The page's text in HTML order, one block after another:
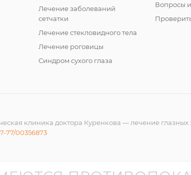
Лечение заболеваний
сетчатки
Лечение стекловидного тела
Лечение роговицы
Синдром сухого глаза
Вопросы
клиника доктора Куренкова — лечение глазных
77/00356873